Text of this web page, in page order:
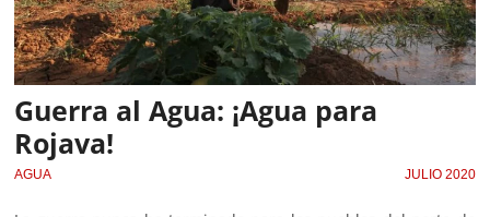
Guerra al Agua: ¡Agua para
Rojava!
AGUA JULIO 2020